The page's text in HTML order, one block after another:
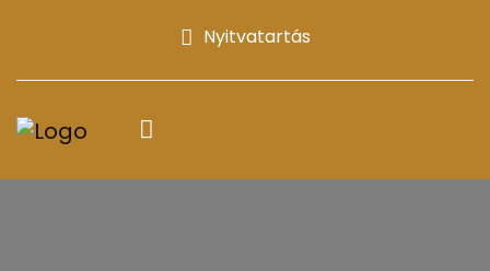
Nyitvatartás